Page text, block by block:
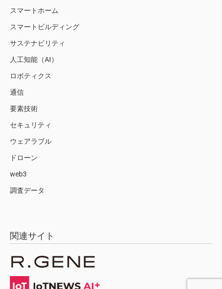
スマートホーム
スマートビルディング
サステナビリティ
人工知能（AI）
ロボティクス
通信
要素技術
セキュリティ
ウェアラブル
ドローン
web3
調査データ
関連サイト